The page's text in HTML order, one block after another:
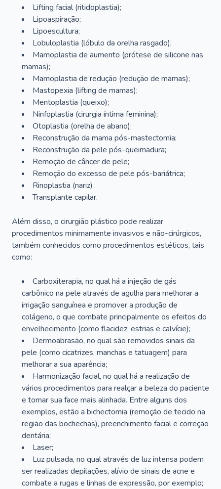
Lifting facial (ritidoplastia);
Lipoaspiração;
Lipoescultura;
Lobuloplastia (lóbulo da orelha rasgado);
Mamoplastia de aumento (prótese de silicone nas
mamas);
Mamoplastia de redução (redução de mamas);
Mastopexia (lifting de mamas);
Mentoplastia (queixo);
Ninfoplastia (cirurgia íntima feminina);
Otoplastia (orelha de abano);
Reconstrução da mama pós-mastectomia;
Reconstrução da pele pós-queimadura;
Remoção de câncer de pele;
Remoção do excesso de pele pós-bariátrica;
Rinoplastia (nariz)
Transplante capilar.
Além disso, o cirurgião plástico pode realizar
procedimentos minimamente invasivos e não-cirúrgicos,
também conhecidos como procedimentos estéticos, tais
como:
Carboxiterapia, no qual há a injeção de gás
carbônico na pele através de agulha para melhorar a
irrigação sanguínea e promover a produção de
colágeno, o que combate principalmente os efeitos do
envelhecimento (como flacidez, estrias e calvície);
Dermoabrasão, no qual são removidos sinais da
pele (como cicatrizes, manchas e tatuagem) para
melhorar a sua aparência;
Harmonização facial, no qual há a realização de
vários procedimentos para realçar a beleza do paciente
e tornar sua face mais alinhada. Entre alguns dos
exemplos, estão a bichectomia (remoção de tecido na
região das bochechas), preenchimento facial e correção
dentária;
Laser;
Luz pulsada, no qual através de luz intensa podem
ser realizadas depilações, alívio de sinais de acne e
combate a rugas e linhas de expressão, por exemplo;